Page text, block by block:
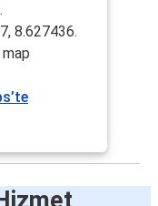
8.627436.